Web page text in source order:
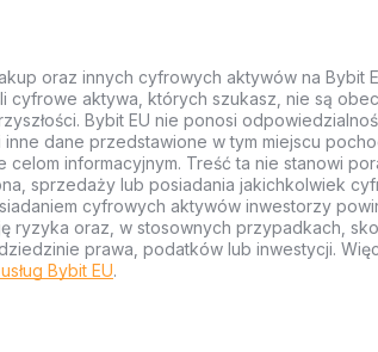
oraz innych cyfrowych aktywów na Bybit
cyfrowe aktywa, których szukasz, nie są
Bybit EU nie ponosi
dane przedstawione w tym miejscu
celom informacyjnym. Treść ta nie stanowi
sprzedaży lub posiadania jakichkolwiek
cyfrowych aktywów inwestorzy
ryzyka oraz, w stosownych przypadkach,
prawa, podatków lub inwestycji.
Bybit EU.